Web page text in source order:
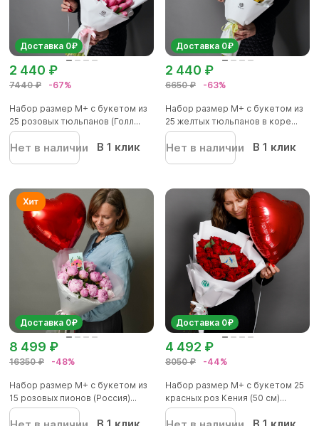
Доставка 0₽
7440 ₽ -67%
2 440 ₽
Набор размер М+ с букетом из
25 розовых тюльпанов (Голл...
Нет в наличии В 1 клик
Доставка 0₽
6650 ₽ -63%
2 440 ₽
Набор размер М+ с букетом из
25 желтых тюльпанов в коре...
Нет в наличии В 1 клик
Доставка 0₽
16350 ₽ -48%
8 499 ₽
Набор размер М+ с букетом из
15 розовых пионов (Россия)...
Доставка 0₽
8050 ₽ -44%
4 492 ₽
Набор размер М+ с букетом 25
красных роз Кения (50 см)...